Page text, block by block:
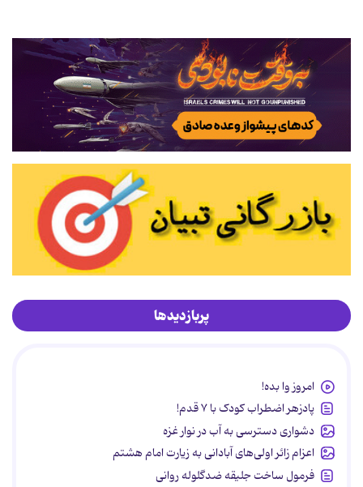
پربازدیدها
امروز وا بده!
پادزهر اضطراب کودک با ۷ قدم!
دشواری دسترسی به آب در نوار غزه
اعزام زائر اولی‌های آبادانی به زیارت امام هشتم
فرمول ساخت جلیقه ضدگلوله روانی